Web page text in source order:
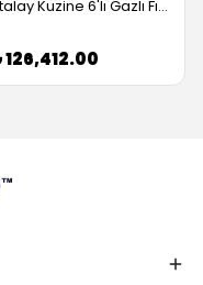
Atalay Kuzine 6'lı Gazlı Fırınlı Kuzine Ce Belgeli 100x60x85 (Servis Garantili)
126,412.00